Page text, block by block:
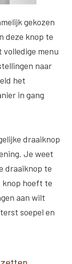
gekozen
deze knop te
volledige menu
naar
het
in gang
draaiknop
Je weet
draaiknop te
knop hoeft te
aan wilt
soepel en